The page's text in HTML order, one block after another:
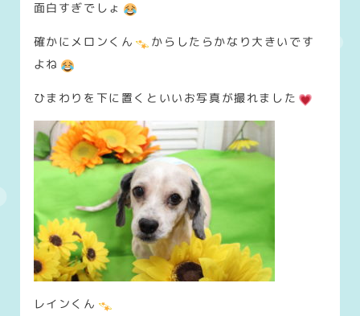
面白すぎでしょ
確かにメロンくん
からしたらかなり大きいです
よね
ひまわりを下に置くといいお写真が撮れました
レインくん